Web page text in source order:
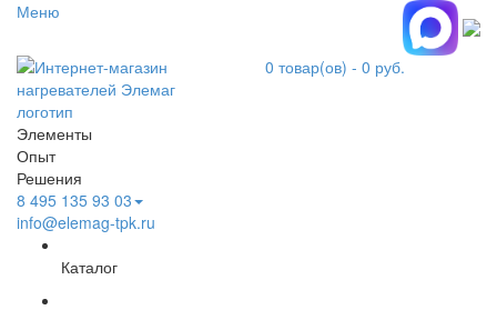
Меню
Элементы
Опыт
Решения
8 495 135 93 03
info@elemag-tpk.ru
0 товар(ов) - 0 руб.
Каталог